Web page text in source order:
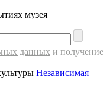
музея
данных и получение
Независимая